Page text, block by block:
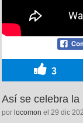
3
Así se celebra la
por locomon el 29 dic